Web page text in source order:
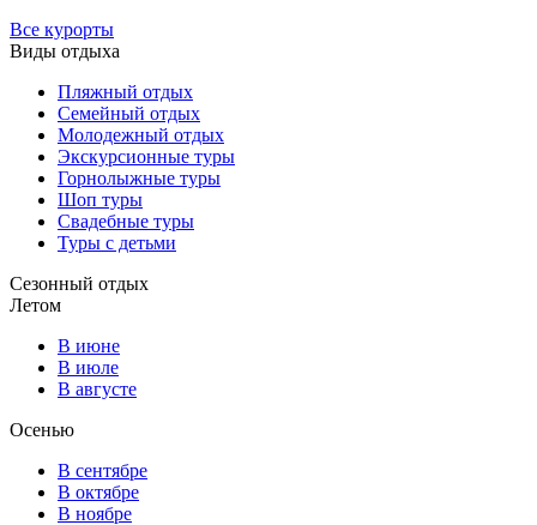
Все курорты
Виды отдыха
Пляжный отдых
Семейный отдых
Молодежный отдых
Экскурсионные туры
Горнолыжные туры
Шоп туры
Свадебные туры
Туры с детьми
Сезонный отдых
Летом
В июне
В июле
В августе
Осенью
В сентябре
В октябре
В ноябре